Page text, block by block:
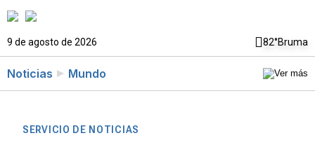
9 de agosto de 2026 82°Bruma
Noticias Mundo
SERVICIO DE NOTICIAS